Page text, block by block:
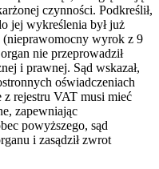
czynności. Podkreślił,
jej wykreślenia był już
(nieprawomocny wyrok z 9
nie przeprowadził
i prawnej. Sąd wskazał,
oświadczeniach
rejestru VAT musi mieć
zapewniając
powyższego, sąd
i zasądził zwrot